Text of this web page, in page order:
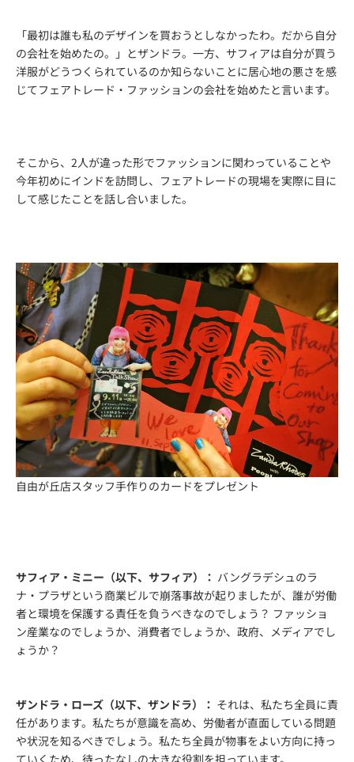
「最初は誰も私のデザインを買おうとしなかったわ。だから自分
の会社を始めたの。」とザンドラ。一方、サフィアは自分が買う
洋服がどうつくられているのか知らないことに居心地の悪さを感
じてフェアトレード・ファッションの会社を始めたと言います。
そこから、2人が違った形でファッションに関わっていることや
今年初めにインドを訪問し、フェアトレードの現場を実際に目に
して感じたことを話し合いました。
自由が丘店スタッフ手作りのカードをプレゼント
サフィア・ミニー（以下、サフィア）： バングラデシュのラ
ナ・プラザという商業ビルで崩落事故が起りましたが、誰が労働
者と環境を保護する責任を負うべきなのでしょう？ ファッショ
ン産業なのでしょうか、消費者でしょうか、政府、メディアでし
ょうか？
ザンドラ・ローズ（以下、ザンドラ）： それは、私たち全員に責
任があります。私たちが意識を高め、労働者が直面している問題
や状況を知るべきでしょう。私たち全員が物事をよい方向に持っ